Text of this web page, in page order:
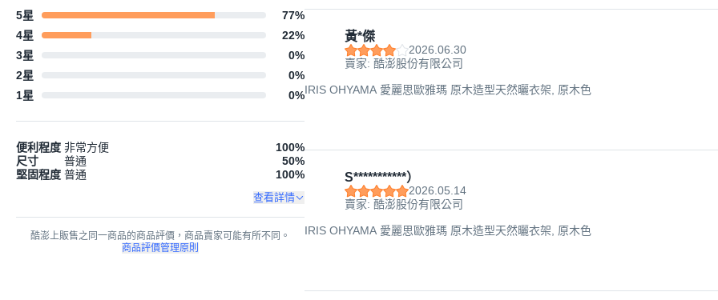
5星 77%
4星
22%
3星
0%
2星
0%
1星
0%
便利程度 非常方便 100%
尺寸
普通 50%
堅固程度 普通 100%
查看詳情
酷澎上販售之同一商品的商品評價，商品賣家可能有所不同。
商品評價管理原則
黃*傑
2026.06.30
賣家: 酷澎股份有限公司
IRIS OHYAMA 愛麗思歐雅瑪 原木造型天然曬衣架, 原木色
S***********）
2026.05.14
賣家: 酷澎股份有限公司
IRIS OHYAMA 愛麗思歐雅瑪 原木造型天然曬衣架, 原木色